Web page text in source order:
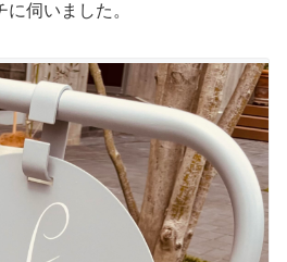
伺いました。